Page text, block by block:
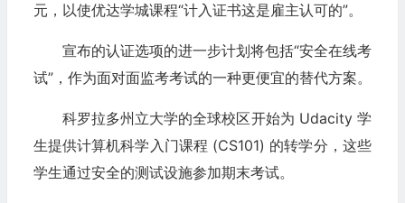
元，以使优达学城课程“计入证书这是雇主认可的”。
宣布的认证选项的进一步计划将包括“安全在线考
试”，作为面对面监考考试的一种更便宜的替代方案。
科罗拉多州立大学的全球校区开始为 Udacity 学
生提供计算机科学入门课程 (CS101) 的转学分，这些
学生通过安全的测试设施参加期末考试。